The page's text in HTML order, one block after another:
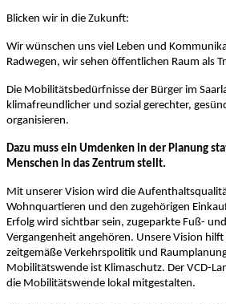
Blicken wir in die Zukunft:
Wir wünschen uns viel Leben und
Radwegen, wir sehen öffentlichen Raum als
Die Mobilitätsbedürfnisse der Bürger im
klimafreundlicher und sozial gerechter,
organisieren.
Dazu muss ein Umdenken in der Planung
Menschen in das Zentrum stellt.
Mit unserer Vision wird die
Wohnquartieren und den zugehörigen
Erfolg wird sichtbar sein, zugeparkte Fuß-
Vergangenheit angehören. Unsere Vision
zeitgemäße Verkehrspolitik und
Mobilitätswende ist Klimaschutz. Der VCD-
die Mobilitätswende lokal mitgestalten.